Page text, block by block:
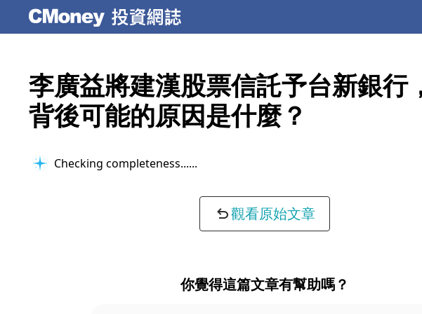
李廣益將建漢股票信託予台新銀行
背後可能的原因是什麼？
Checking completeness...
觀看原始文章
你覺得這篇文章有幫助嗎？